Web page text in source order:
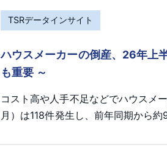
TSRデータインサイト
ハウスメーカーの倒産、26年
も重要 ～
コスト高や人手不足などでハウスメ
月）は118件発生し、前年同期から約